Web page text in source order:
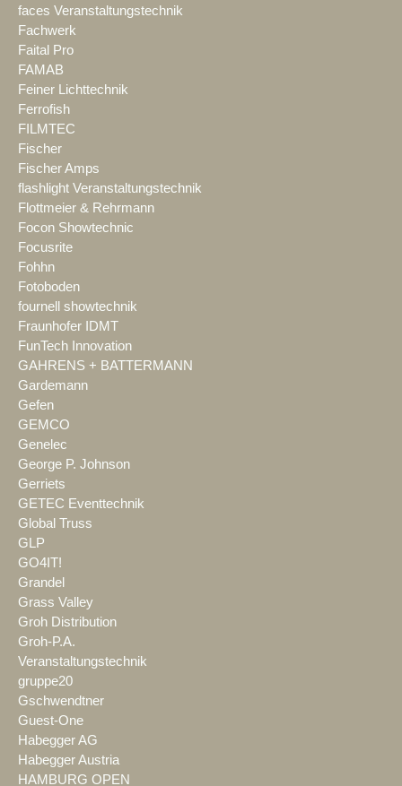
faces Veranstaltungstechnik
Fachwerk
Faital Pro
FAMAB
Feiner Lichttechnik
Ferrofish
FILMTEC
Fischer
Fischer Amps
flashlight Veranstaltungstechnik
Flottmeier & Rehrmann
Focon Showtechnic
Focusrite
Fohhn
Fotoboden
fournell showtechnik
Fraunhofer IDMT
FunTech Innovation
GAHRENS + BATTERMANN
Gardemann
Gefen
GEMCO
Genelec
George P. Johnson
Gerriets
GETEC Eventtechnik
Global Truss
GLP
GO4IT!
Grandel
Grass Valley
Groh Distribution
Groh-P.A.
Veranstaltungstechnik
gruppe20
Gschwendtner
Guest-One
Habegger AG
Habegger Austria
HAMBURG OPEN